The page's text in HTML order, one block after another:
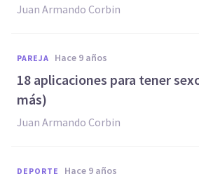
Juan Armando Corbin
PAREJA hace 9 años
18 aplicaciones para tener
más)
Juan Armando Corbin
DEPORTE hace 9 años